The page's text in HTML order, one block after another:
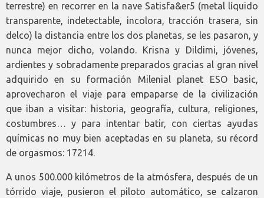
terrestre) en recorrer en la nave Satisfa&er5 (metal líquido
transparente, indetectable, incolora, tracción trasera, sin
delco) la distancia entre los dos planetas, se les pasaron, y
nunca mejor dicho, volando. Krisna y Dildimi, jóvenes,
ardientes y sobradamente preparados gracias al gran nivel
adquirido en su formación Milenial planet ESO basic,
aprovecharon el viaje para empaparse de la civilización
que iban a visitar: historia, geografía, cultura, religiones,
costumbres… y para intentar batir, con ciertas ayudas
químicas no muy bien aceptadas en su planeta, su récord
de orgasmos: 17214.
A unos 500.000 kilómetros de la atmósfera, después de un
tórrido viaje, pusieron el piloto automático, se calzaron